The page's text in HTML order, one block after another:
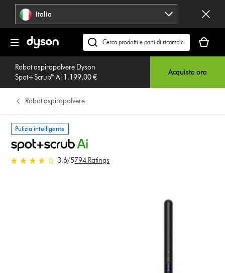
navigazione Italia
Cerca
su
dyson.it
carrello
è
Robot aspirapolvere Dyson
Spot+Scrub™ Ai 1.199,00 €
Acquista ora
Robot aspirapolvere
Pulizia intelligente
3.6 stelle su 5 da 794 Ratings
3.6/5794 Ratings